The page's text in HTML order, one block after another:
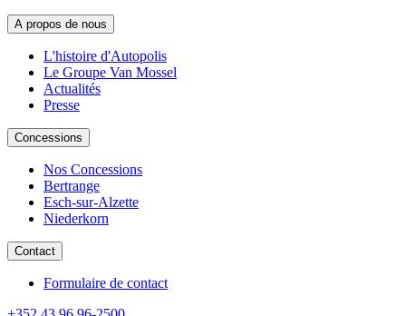
A propos de nous
L'histoire d'Autopolis
Le Groupe Van Mossel
Actualités
Presse
Concessions
Nos Concessions
Bertrange
Esch-sur-Alzette
Niederkorn
Contact
Formulaire de contact